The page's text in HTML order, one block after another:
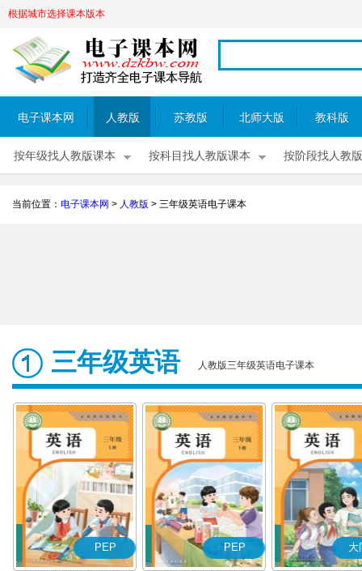
根据城市选择课本版本
电子课本网 人教版 苏教版 北师大版 教科版
按年级找人教版课本 按科目找人教版课本 按阶段找人教
当前位置： 电子课本网 > 人教版 > 三年级英语电子课本
三年级英语 人教版三年级英语电子课本
PEP PEP 大